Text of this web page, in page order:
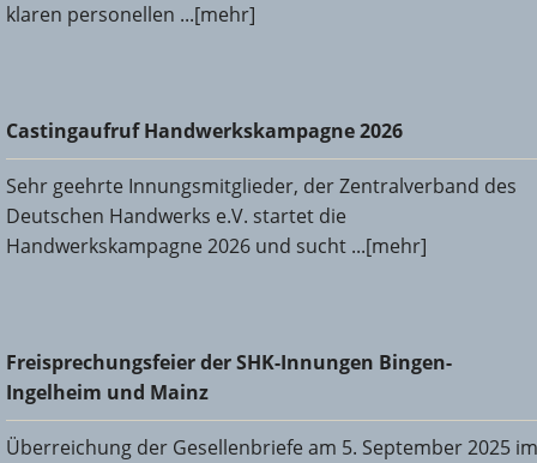
klaren personellen ...[mehr]
Castingaufruf Handwerkskampagne 2026
Castingaufruf Handwerkskampagne 2026
Sehr geehrte Innungsmitglieder, der Zentralverband des
Deutschen Handwerks e.V. startet die
Handwerkskampagne 2026 und sucht ...[mehr]
Freisprechungsfeier der SHK-Innungen Bingen-Ingelheim
und Mainz
Freisprechungsfeier der SHK-Innungen Bingen-
Ingelheim und Mainz
Überreichung der Gesellenbriefe am 5. September 2025 im